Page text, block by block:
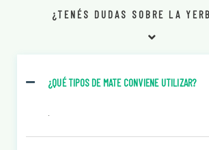
¿TENÉS DUDAS SOBRE LA
¿QUÉ TIPOS DE MATE CONVIENE UTILIZAR?